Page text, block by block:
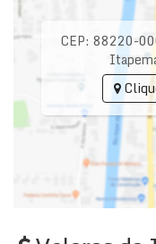
CEP: 88220-